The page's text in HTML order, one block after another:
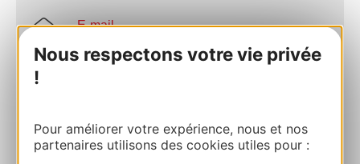
Nous respectons votre vie privée
!
Pour améliorer votre expérience, nous et nos
partenaires utilisons des cookies utiles pour :
E-mail
AJOUTER
AU CARNET